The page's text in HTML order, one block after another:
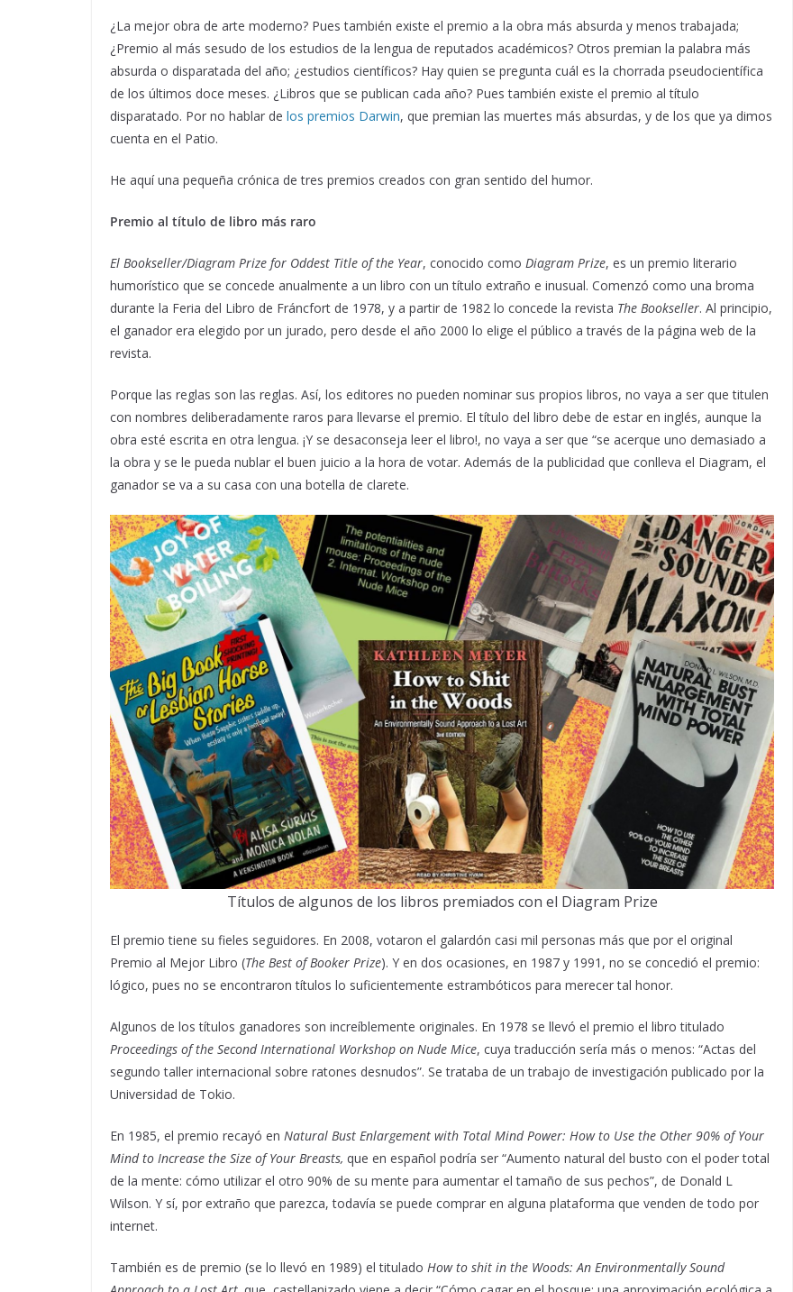
¿La mejor obra de arte moderno? Pues también existe el premio a la obra más absurda y menos trabajada;
¿Premio al más sesudo de los estudios de la lengua de reputados académicos? Otros premian la palabra más
absurda o disparatada del año; ¿estudios científicos? Hay quien se pregunta cuál es la chorrada pseudocientífica
de los últimos doce meses. ¿Libros que se publican cada año? Pues también existe el premio al título
disparatado. Por no hablar de los premios Darwin, que premian las muertes más absurdas, y de los que ya dimos
cuenta en el Patio.
He aquí una pequeña crónica de tres premios creados con gran sentido del humor.
Premio al título de libro más raro
El Bookseller/Diagram Prize for Oddest Title of the Year, conocido como Diagram Prize, es un premio literario
humorístico que se concede anualmente a un libro con un título extraño e inusual. Comenzó como una broma
durante la Feria del Libro de Fráncfort de 1978, y a partir de 1982 lo concede la revista The Bookseller. Al principio,
el ganador era elegido por un jurado, pero desde el año 2000 lo elige el público a través de la página web de la
revista.
Porque las reglas son las reglas. Así, los editores no pueden nominar sus propios libros, no vaya a ser que titulen
con nombres deliberadamente raros para llevarse el premio. El título del libro debe de estar en inglés, aunque la
obra esté escrita en otra lengua. ¡Y se desaconseja leer el libro!, no vaya a ser que “se acerque uno demasiado a
la obra y se le pueda nublar el buen juicio a la hora de votar. Además de la publicidad que conlleva el Diagram, el
ganador se va a su casa con una botella de clarete.
Títulos de algunos de los libros premiados con el Diagram Prize
El premio tiene su fieles seguidores. En 2008, votaron el galardón casi mil personas más que por el original
Premio al Mejor Libro (The Best of Booker Prize). Y en dos ocasiones, en 1987 y 1991, no se concedió el premio:
lógico, pues no se encontraron títulos lo suficientemente estrambóticos para merecer tal honor.
Algunos de los títulos ganadores son increíblemente originales. En 1978 se llevó el premio el libro titulado
Proceedings of the Second International Workshop on Nude Mice, cuya traducción sería más o menos: “Actas del
segundo taller internacional sobre ratones desnudos”. Se trataba de un trabajo de investigación publicado por la
Universidad de Tokio.
En 1985, el premio recayó en Natural Bust Enlargement with Total Mind Power: How to Use the Other 90% of Your
Mind to Increase the Size of Your Breasts, que en español podría ser “Aumento natural del busto con el poder total
de la mente: cómo utilizar el otro 90% de su mente para aumentar el tamaño de sus pechos”, de Donald L
Wilson. Y sí, por extraño que parezca, todavía se puede comprar en alguna plataforma que venden de todo por
internet.
También es de premio (se lo llevó en 1989) el titulado How to shit in the Woods: An Environmentally Sound